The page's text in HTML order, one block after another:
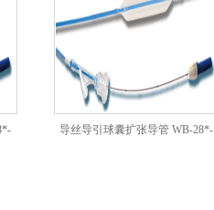
导丝导引球囊扩张导管 WB-28*-